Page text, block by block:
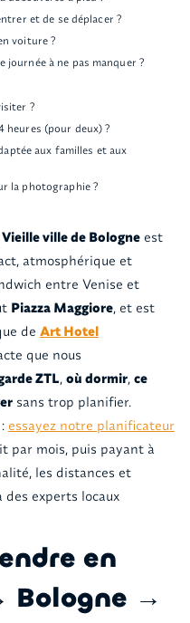
et de se déplacer ?
voiture ?
à ne pas manquer ?
?
heures (pour deux) ?
aux familles et aux
la photographie ?
Vieille ville de Bologneest
atmosphérique et
entre Venise et
Piazza Maggiore, et est
de Art Hotel
que nous
ZTL, où dormir, ce
sans trop planifier.
essayez notre planificateur
par mois, puis payant à
les distances et
experts locaux
en
Bologne →